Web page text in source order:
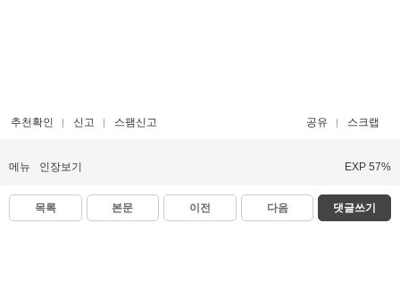
추천확인 신고 스팸신고 공유 스크랩
메뉴 인장보기 EXP 57%
목록 본문 이전 다음 댓글쓰기